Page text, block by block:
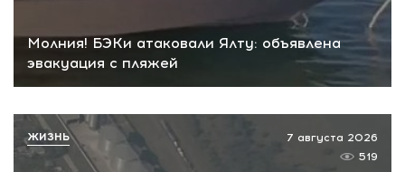
Молния! БЭКи атаковали Ялту: объявлена
эвакуация с пляжей
7 августа 2026
519
ЖИЗНЬ